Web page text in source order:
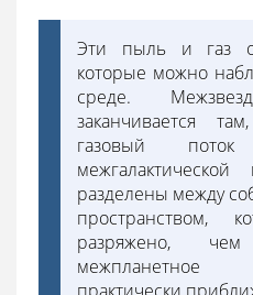
Эти пыль и газ
которые можно
среде.
заканчивается
газовый
межгалактической
разделены между
пространством,
разряжено,
межпланетное